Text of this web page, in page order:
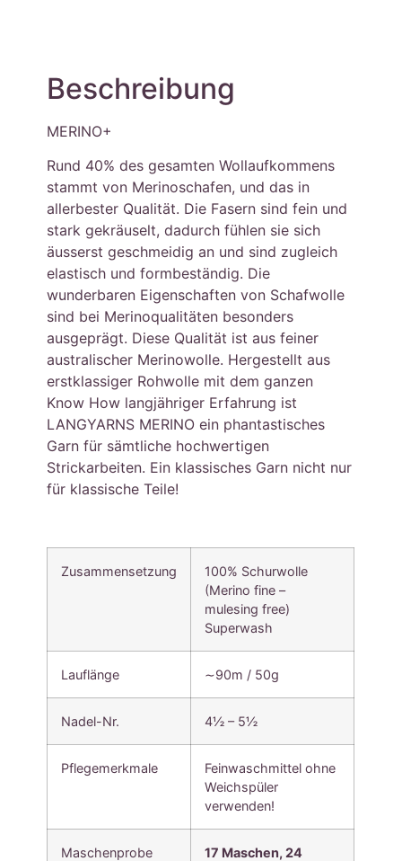
Beschreibung
MERINO+
Rund 40% des gesamten Wollaufkommens
stammt von Merinoschafen, und das in
allerbester Qualität. Die Fasern sind fein und
stark gekräuselt, dadurch fühlen sie sich
äusserst geschmeidig an und sind zugleich
elastisch und formbeständig. Die
wunderbaren Eigenschaften von Schafwolle
sind bei Merinoqualitäten besonders
ausgeprägt. Diese Qualität ist aus feiner
australischer Merinowolle. Hergestellt aus
erstklassiger Rohwolle mit dem ganzen
Know How langjähriger Erfahrung ist
LANGYARNS MERINO ein phantastisches
Garn für sämtliche hochwertigen
Strickarbeiten. Ein klassisches Garn nicht nur
für klassische Teile!
Zusammensetzung
100% Schurwolle
(Merino fine –
mulesing free)
Superwash
Lauflänge ∼90m / 50g
Nadel-Nr. 4½ – 5½
Pflegemerkmale
Feinwaschmittel ohne
Weichspüler
verwenden!
Maschenprobe
17 Maschen, 24